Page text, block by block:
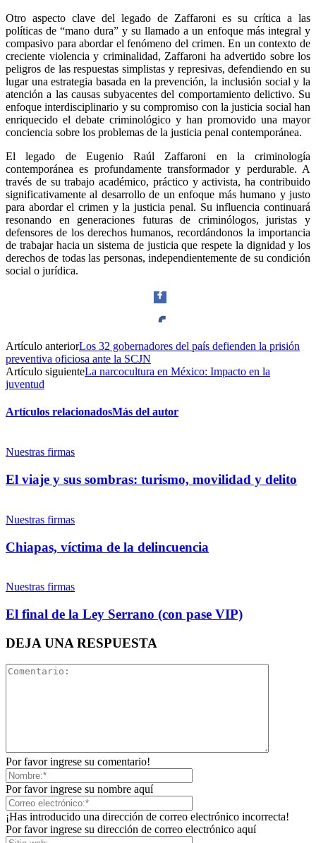
Telegram
Threads
Otro aspecto clave del legado de Zaffaroni es su crítica a las
políticas de “mano dura” y su llamado a un enfoque más integral y
compasivo para abordar el fenómeno del crimen. En un contexto de
creciente violencia y criminalidad, Zaffaroni ha advertido sobre los
peligros de las respuestas simplistas y represivas, defendiendo en su
lugar una estrategia basada en la prevención, la inclusión social y la
atención a las causas subyacentes del comportamiento delictivo. Su
enfoque interdisciplinario y su compromiso con la justicia social han
enriquecido el debate criminológico y han promovido una mayor
conciencia sobre los problemas de la justicia penal contemporánea.
El legado de Eugenio Raúl Zaffaroni en la criminología
contemporánea es profundamente transformador y perdurable. A
través de su trabajo académico, práctico y activista, ha contribuido
significativamente al desarrollo de un enfoque más humano y justo
para abordar el crimen y la justicia penal. Su influencia continuará
resonando en generaciones futuras de criminólogos, juristas y
defensores de los derechos humanos, recordándonos la importancia
de trabajar hacia un sistema de justicia que respete la dignidad y los
derechos de todas las personas, independientemente de su condición
social o jurídica.
Facebook
Linkedin
Artículo anteriorLos 32 gobernadores del país defienden la prisión
preventiva oficiosa ante la SCJN
Artículo siguienteLa narcocultura en México: Impacto en la
juventud
Artículos relacionadosMás del autor
Nuestras firmas
El viaje y sus sombras: turismo, movilidad y delito
Nuestras firmas
Chiapas, víctima de la delincuencia
Nuestras firmas
El final de la Ley Serrano (con pase VIP)
DEJA UNA RESPUESTA
Por favor ingrese su comentario!
Por favor ingrese su nombre aquí
¡Has introducido una dirección de correo electrónico incorrecta!
Por favor ingrese su dirección de correo electrónico aquí